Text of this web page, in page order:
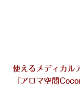
使えるメディカル
『アロマ空間